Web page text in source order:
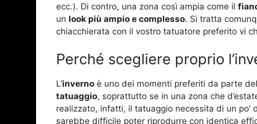
ecc.). Di contro, una zona così ampia come il
un look più ampio e complesso. Si tratta
chiacchierata con il vostro tatuatore preferito vi
Perché scegliere proprio
L’inverno è uno dei momenti preferiti da parte
tatuaggio, soprattutto se in una zona che
realizzato, infatti, il tatuaggio necessita di un po’
sarebbe difficile poter riprodurre con identica